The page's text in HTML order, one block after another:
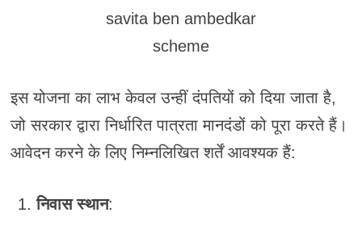
savita ben ambedkar
scheme
इस योजना का लाभ केवल उन्हीं दंपतियों को दिया जाता है,
जो सरकार द्वारा निर्धारित पात्रता मानदंडों को पूरा करते हैं।
आवेदन करने के लिए निम्नलिखित शर्तें आवश्यक हैं:
निवास स्थान: